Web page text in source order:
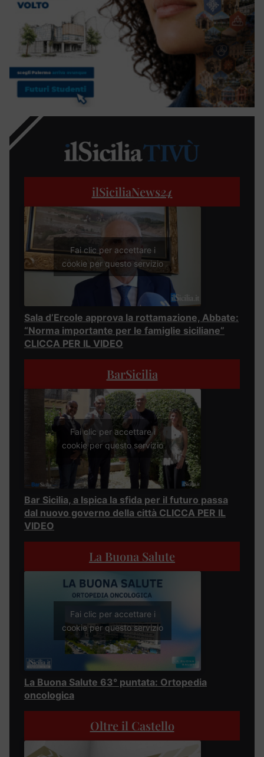
ilSiciliaNews24
Fai clic per accettare i
cookie per questo servizio
Sala d’Ercole approva la rottamazione, Abbate:
“Norma importante per le famiglie siciliane”
CLICCA PER IL VIDEO
BarSicilia
Fai clic per accettare i
cookie per questo servizio
Bar Sicilia, a Ispica la sfida per il futuro passa
dal nuovo governo della città CLICCA PER IL
VIDEO
La Buona Salute
Fai clic per accettare i
cookie per questo servizio
La Buona Salute 63° puntata: Ortopedia
oncologica
Oltre il Castello